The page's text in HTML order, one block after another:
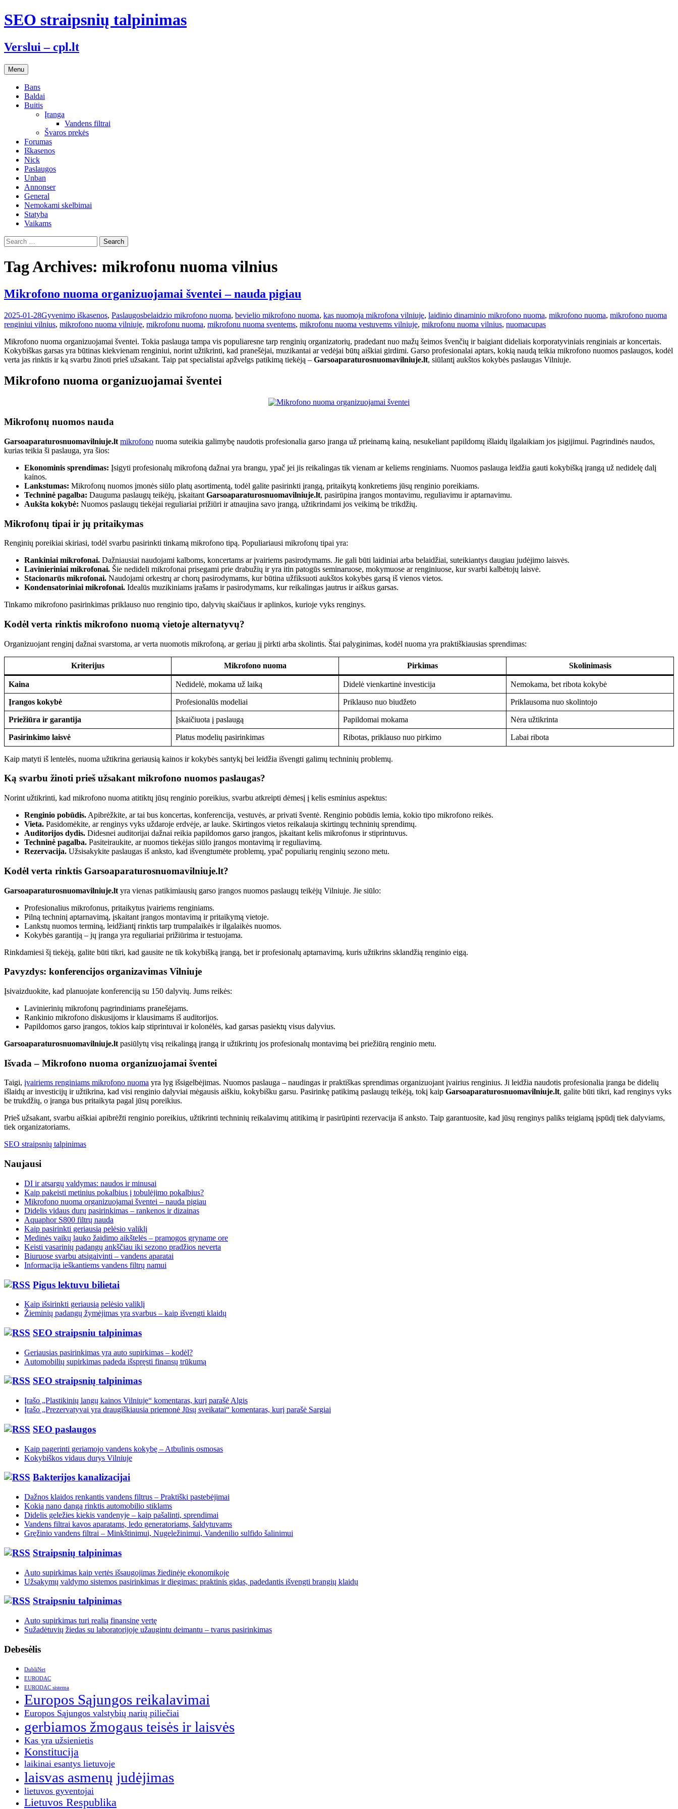
Skip
to
SEO straipsnių talpinimas
Verslui – cpl.lt
Menu
Bans
Baldai
Buitis
Įranga
Vandens filtrai
Švaros prekės
Forumas
Iškasenos
Nick
Paslaugos
Unban
Annonser
General
Nemokami skelbimai
Statyba
Vaikams
Search
for:
Tag Archives: mikrofonu nuoma vilnius
Mikrofono nuoma organizuojamai šventei – nauda pigiau
2025-01-28Gyvenimo iškasenos, Paslaugosbelaidzio mikrofono nuoma, bevielio mikrofono nuoma, kas nuomoja mikrofona vilniuje, laidinio dinaminio mikrofono nuoma, mikrofono nuoma, mikrofono nuoma
renginiui vilnius, mikrofono nuoma vilniuje, mikrofonu nuoma, mikrofonu nuoma sventems, mikrofonu nuoma vestuvems vilniuje, mikrofonu nuoma vilnius, nuomacupas
Mikrofono nuoma organizuojamai šventei. Tokia paslauga tampa vis populiaresne tarp renginių organizatorių, pradedant nuo mažų šeimos švenčių ir baigiant dideliais korporatyviniais renginiais ar koncertais.
Kokybiškas garsas yra būtinas kiekvienam renginiui, norint užtikrinti, kad pranešėjai, muzikantai ar vedėjai būtų aiškiai girdimi. Garso profesionalai aptars, kokią naudą teikia mikrofono nuomos paslaugos, kodėl
verta jas rinktis ir ką svarbu žinoti prieš užsakant. Taip pat specialistai apžvelgs patikimą tiekėją – Garsoaparaturosnuomavilniuje.lt, siūlantį aukštos kokybės paslaugas Vilniuje.
Mikrofono nuoma organizuojamai šventei
Mikrofonų nuomos nauda
Garsoaparaturosnuomavilniuje.lt mikrofono nuoma suteikia galimybę naudotis profesionalia garso įranga už prieinamą kainą, nesukeliant papildomų išlaidų ilgalaikiam jos įsigijimui. Pagrindinės naudos,
kurias teikia ši paslauga, yra šios:
Ekonominis sprendimas: Įsigyti profesionalų mikrofoną dažnai yra brangu, ypač jei jis reikalingas tik vienam ar keliems renginiams. Nuomos paslauga leidžia gauti kokybišką įrangą už nedidelę dalį
kainos.
Lankstumas: Mikrofonų nuomos įmonės siūlo platų asortimentą, todėl galite pasirinkti įrangą, pritaikytą konkretiems jūsų renginio poreikiams.
Techninė pagalba: Dauguma paslaugų teikėjų, įskaitant Garsoaparaturosnuomavilniuje.lt, pasirūpina įrangos montavimu, reguliavimu ir aptarnavimu.
Aukšta kokybė: Nuomos paslaugų tiekėjai reguliariai prižiūri ir atnaujina savo įrangą, užtikrindami jos veikimą be trikdžių.
Mikrofonų tipai ir jų pritaikymas
Renginių poreikiai skiriasi, todėl svarbu pasirinkti tinkamą mikrofono tipą. Populiariausi mikrofonų tipai yra:
Rankiniai mikrofonai. Dažniausiai naudojami kalboms, koncertams ar įvairiems pasirodymams. Jie gali būti laidiniai arba belaidžiai, suteikiantys daugiau judėjimo laisvės.
Lavinieriniai mikrofonai. Šie nedideli mikrofonai prisegami prie drabužių ir yra itin patogūs seminaruose, mokymuose ar renginiuose, kur svarbi kalbėtojų laisvė.
Stacionarūs mikrofonai. Naudojami orkestrų ar chorų pasirodymams, kur būtina užfiksuoti aukštos kokybės garsą iš vienos vietos.
Kondensatoriniai mikrofonai. Idealūs muzikiniams įrašams ir pasirodymams, kur reikalingas jautrus ir aiškus garsas.
Tinkamo mikrofono pasirinkimas priklauso nuo renginio tipo, dalyvių skaičiaus ir aplinkos, kurioje vyks renginys.
Kodėl verta rinktis mikrofono nuomą vietoje alternatyvų?
Organizuojant renginį dažnai svarstoma, ar verta nuomotis mikrofoną, ar geriau jį pirkti arba skolintis. Štai palyginimas, kodėl nuoma yra praktiškiausias sprendimas:
Kriterijus Mikrofono nuoma Pirkimas Skolinimasis
Kaina Nedidelė, mokama už laiką Didelė vienkartinė investicija Nemokama, bet ribota kokybė
Įrangos kokybė Profesionalūs modeliai Priklauso nuo biudžeto Priklausoma nuo skolintojo
Priežiūra ir garantija Įskaičiuota į paslaugą Papildomai mokama Nėra užtikrinta
Pasirinkimo laisvė Platus modelių pasirinkimas Ribotas, priklauso nuo pirkimo Labai ribota
Kaip matyti iš lentelės, nuoma užtikrina geriausią kainos ir kokybės santykį bei leidžia išvengti galimų techninių problemų.
Ką svarbu žinoti prieš užsakant mikrofono nuomos paslaugas?
Norint užtikrinti, kad mikrofono nuoma atitiktų jūsų renginio poreikius, svarbu atkreipti dėmesį į kelis esminius aspektus:
Renginio pobūdis. Apibrėžkite, ar tai bus koncertas, konferencija, vestuvės, ar privati šventė. Renginio pobūdis lemia, kokio tipo mikrofono reikės.
Vieta. Pasidomėkite, ar renginys vyks uždaroje erdvėje, ar lauke. Skirtingos vietos reikalauja skirtingų techninių sprendimų.
Auditorijos dydis. Didesnei auditorijai dažnai reikia papildomos garso įrangos, įskaitant kelis mikrofonus ir stiprintuvus.
Techninė pagalba. Pasiteiraukite, ar nuomos tiekėjas siūlo įrangos montavimą ir reguliavimą.
Rezervacija. Užsisakykite paslaugas iš anksto, kad išvengtumėte problemų, ypač populiarių renginių sezono metu.
Kodėl verta rinktis Garsoaparaturosnuomavilniuje.lt?
Garsoaparaturosnuomavilniuje.lt yra vienas patikimiausių garso įrangos nuomos paslaugų teikėjų Vilniuje. Jie siūlo:
Profesionalius mikrofonus, pritaikytus įvairiems renginiams.
Pilną techninį aptarnavimą, įskaitant įrangos montavimą ir pritaikymą vietoje.
Lankstų nuomos terminą, leidžiantį rinktis tarp trumpalaikės ir ilgalaikės nuomos.
Kokybės garantiją – jų įranga yra reguliariai prižiūrima ir testuojama.
Rinkdamiesi šį tiekėją, galite būti tikri, kad gausite ne tik kokybišką įrangą, bet ir profesionalų aptarnavimą, kuris užtikrins sklandžią renginio eigą.
Pavyzdys: konferencijos organizavimas Vilniuje
Įsivaizduokite, kad planuojate konferenciją su 150 dalyvių. Jums reikės:
Lavinierinių mikrofonų pagrindiniams pranešėjams.
Rankinio mikrofono diskusijoms ir klausimams iš auditorijos.
Papildomos garso įrangos, tokios kaip stiprintuvai ir kolonėlės, kad garsas pasiektų visus dalyvius.
Garsoaparaturosnuomavilniuje.lt pasiūlytų visą reikalingą įrangą ir užtikrintų jos profesionalų montavimą bei priežiūrą renginio metu.
Išvada – Mikrofono nuoma organizuojamai šventei
Taigi, įvairiems renginiams mikrofono nuoma yra lyg išsigelbėjimas. Nuomos paslauga – naudingas ir praktiškas sprendimas organizuojant įvairius renginius. Ji leidžia naudotis profesionalia įranga be didelių
išlaidų ar investicijų ir užtikrina, kad visi renginio dalyviai mėgausis aiškiu, kokybišku garsu. Pasirinkę patikimą paslaugų teikėją, tokį kaip Garsoaparaturosnuomavilniuje.lt, galite būti tikri, kad renginys vyks
be trukdžių, o įranga bus pritaikyta pagal jūsų poreikius.
Prieš užsakant, svarbu aiškiai apibrėžti renginio poreikius, užtikrinti techninių reikalavimų atitikimą ir pasirūpinti rezervacija iš anksto. Taip garantuosite, kad jūsų renginys paliks teigiamą įspūdį tiek dalyviams,
tiek organizatoriams.
SEO straipsnių talpinimas
Naujausi
DI ir atsargų valdymas: naudos ir minusai
Kaip pakeisti metinius pokalbius į tobulėjimo pokalbius?
Mikrofono nuoma organizuojamai šventei – nauda pigiau
Didelis vidaus durų pasirinkimas – rankenos ir dizainas
Aquaphor S800 filtrų nauda
Kaip pasirinkti geriausią pelėsio valiklį
Medinės vaikų lauko žaidimo aikštelės – pramogos gryname ore
Keisti vasarinių padangų ankščiau iki sezono pradžios neverta
Biuruose svarbu atsigaivinti – vandens aparatai
Informacija ieškantiems vandens filtrų namui
Pigus lektuvu bilietai
Kaip išsirinkti geriausią pelėsio valiklį
Žieminių padangų žymėjimas yra svarbus – kaip išvengti klaidų
SEO straipsniu talpinimas
Geriausias pasirinkimas yra auto supirkimas – kodėl?
Automobilių supirkimas padeda išspręsti finansų trūkumą
SEO straipsnių talpinimas
Įrašo „Plastikinių langų kainos Vilniuje“ komentaras, kurį parašė Algis
Įrašo „Prezervatyvai yra draugiškiausia priemonė Jūsų sveikatai“ komentaras, kurį parašė Sargiai
SEO paslaugos
Kaip pagerinti geriamojo vandens kokybę – Atbulinis osmosas
Kokybiškos vidaus durys Vilniuje
Bakterijos kanalizacijai
Dažnos klaidos renkantis vandens filtrus – Praktiški pastebėjimai
Kokią nano dangą rinktis automobilio stiklams
Didelis geležies kiekis vandenyje – kaip pašalinti, sprendimai
Vandens filtrai kavos aparatams, ledo generatoriams, šaldytuvams
Gręžinio vandens filtrai – Minkštinimui, Nugeležinimui, Vandenilio sulfido šalinimui
Straipsnių talpinimas
Auto supirkimas kaip vertės išsaugojimas žiedinėje ekonomikoje
Užsakymų valdymo sistemos pasirinkimas ir diegimas: praktinis gidas, padedantis išvengti brangių klaidų
Straipsniu talpinimas
Auto supirkimas turi realią finansinę vertę
Sužadėtuvių žiedas su laboratorijoje užaugintu deimantu – tvarus pasirinkimas
Debesėlis
DubliNet
EURODAC
EURODAC sistema
Europos Sąjungos reikalavimai
Europos Sąjungos valstybių narių piliečiai
gerbiamos žmogaus teisės ir laisvės
Kas yra užsienietis
Konstitucija
laikinai esantys lietuvoje
laisvas asmenų judėjimas
lietuvos gyventojai
Lietuvos Respublika